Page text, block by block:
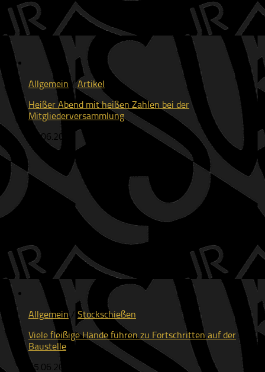
Allgemein /Artikel
Heißer Abend mit heißen Zahlen bei der
Mitgliederversammlung
19.06.2026
Allgemein/ Stockschießen
Viele fleißige Hände führen zu Fortschritten auf der
Baustelle
15.06.2026